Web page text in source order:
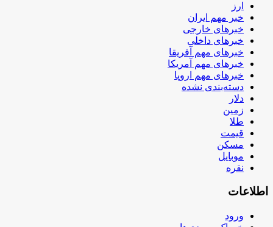
ارز
خبر مهم ایران
خبرهای خارجی
خبرهای داخلی
خبرهای مهم آفریقا
خبرهای مهم آمریکا
خبرهای مهم اروپا
دسته‌بندی نشده
دلار
زمین
طلا
قیمت
مسکن
موبایل
نقره
اطلاعات
ورود